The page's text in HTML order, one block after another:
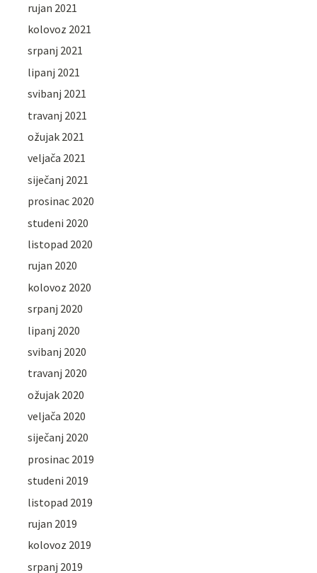
rujan 2021
kolovoz 2021
srpanj 2021
lipanj 2021
svibanj 2021
travanj 2021
ožujak 2021
veljača 2021
siječanj 2021
prosinac 2020
studeni 2020
listopad 2020
rujan 2020
kolovoz 2020
srpanj 2020
lipanj 2020
svibanj 2020
travanj 2020
ožujak 2020
veljača 2020
siječanj 2020
prosinac 2019
studeni 2019
listopad 2019
rujan 2019
kolovoz 2019
srpanj 2019